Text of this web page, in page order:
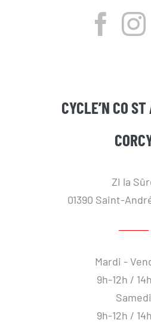
CYCLE’N CO
ZI la
01390 Saint-
Mardi -
9h-12h /
Samedi
9h-12h /